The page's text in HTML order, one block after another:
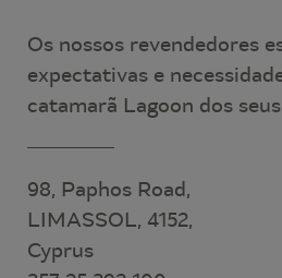
Os nossos revendedores
expectativas e
catamarã Lagoon dos
98, Paphos Road,
LIMASSOL, 4152,
Cyprus